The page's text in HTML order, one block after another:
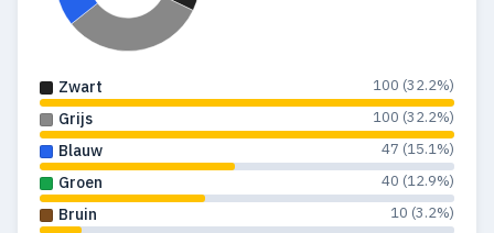
Zwart 100 (32.2%)
Grijs 100 (32.2%)
Blauw 47 (15.1%)
Groen 40 (12.9%)
Bruin 10 (3.2%)